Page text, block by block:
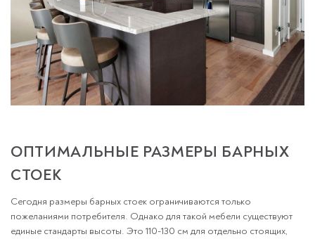
ОПТИМАЛЬНЫЕ РАЗМЕРЫ БАРНЫХ
СТОЕК
Сегодня размеры барных стоек ограничиваются только
пожеланиями потребителя. Однако для такой мебели существуют
единые стандарты высоты. Это 110-130 см для отдельно стоящих,